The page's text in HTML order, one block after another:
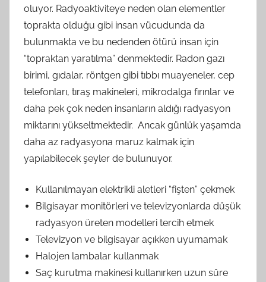
oluyor. Radyoaktiviteye neden olan elementler
toprakta olduğu gibi insan vücudunda da
bulunmakta ve bu nedenden ötürü insan için
“topraktan yaratılma” denmektedir. Radon gazı
birimi, gıdalar, röntgen gibi tıbbı muayeneler, cep
telefonları, tıraş makineleri, mikrodalga fırınlar ve
daha pek çok neden insanların aldığı radyasyon
miktarını yükseltmektedir. Ancak günlük yaşamda
daha az radyasyona maruz kalmak için
yapılabilecek şeyler de bulunuyor.
Kullanılmayan elektrikli aletleri “fişten” çekmek
Bilgisayar monitörleri ve televizyonlarda düşük
radyasyon üreten modelleri tercih etmek
Televizyon ve bilgisayar açıkken uyumamak
Halojen lambalar kullanmak
Saç kurutma makinesi kullanırken uzun süre